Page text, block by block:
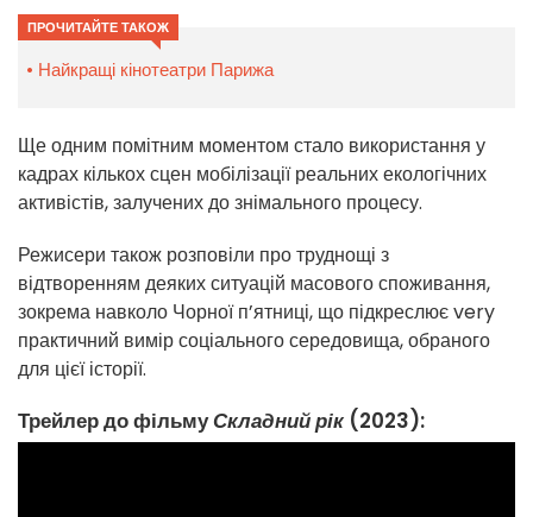
ПРОЧИТАЙТЕ ТАКОЖ
Найкращі кінотеатри Парижа
Ще одним помітним моментом стало використання у
кадрах кількох сцен мобілізації реальних екологічних
активістів, залучених до знімального процесу.
Режисери також розповіли про труднощі з
відтворенням деяких ситуацій масового споживання,
зокрема навколо Чорної п’ятниці, що підкреслює very
практичний вимір соціального середовища, обраного
для цієї історії.
Трейлер до фільмуСкладний рік (2023):